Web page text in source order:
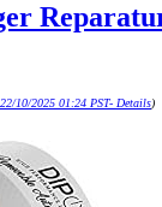
10/2025 01:24 PST- Details)